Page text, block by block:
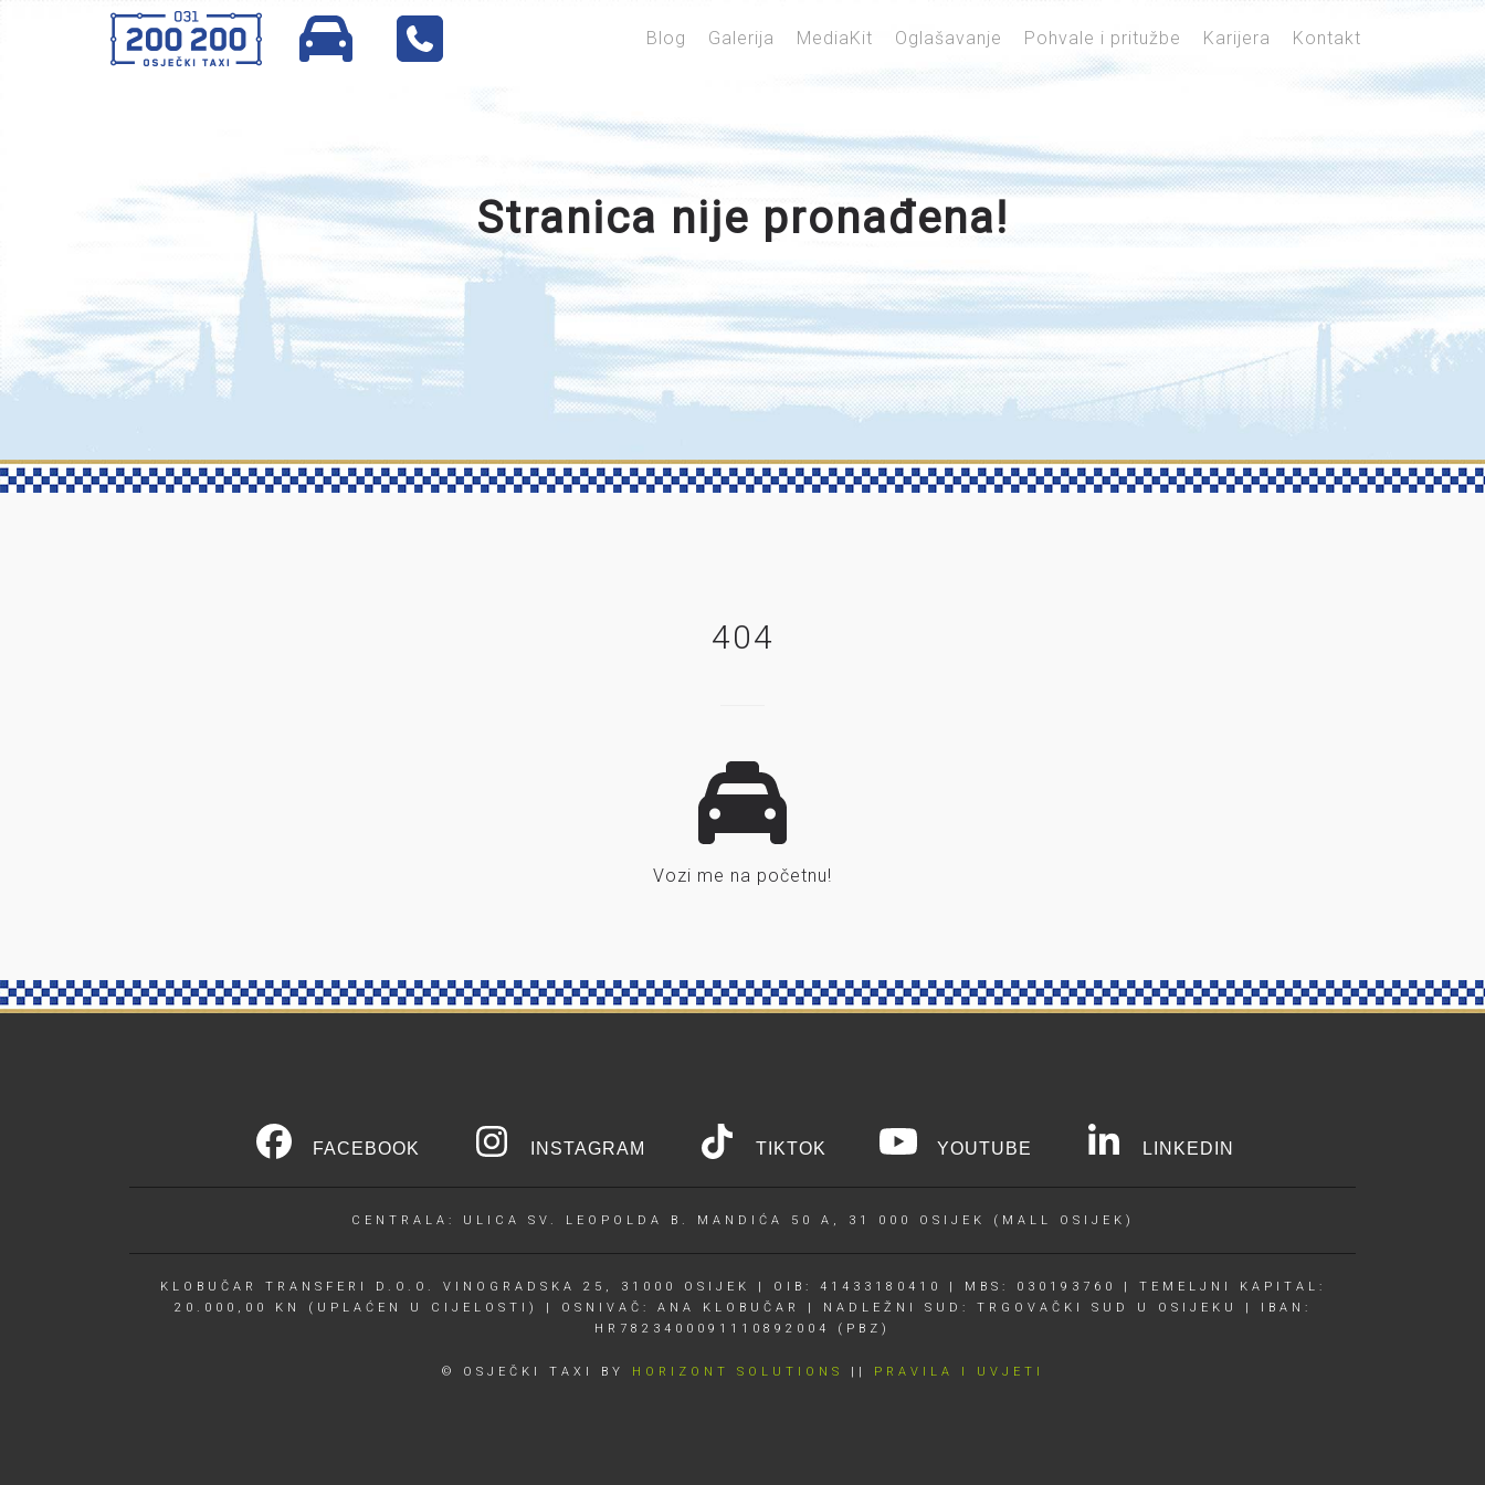
Blog Galerija MediaKit Oglašavanje Pohvale i pritužbe Karijera Kontakt
Stranica nije pronađena!
404
Vozi me na početnu!
FACEBOOK INSTAGRAM TIKTOK YOUTUBE LINKEDIN
CENTRALA: ULICA SV. LEOPOLDA B. MANDIĆA 50 A, 31 000 OSIJEK (MALL OSIJEK)
KLOBUČAR TRANSFERI D.O.O. VINOGRADSKA 25, 31000 OSIJEK | OIB: 41433180410 | MBS: 030193760 | TEMELJNI KAPITAL:
20.000,00 KN (UPLAĆEN U CIJELOSTI) | OSNIVAČ: ANA KLOBUČAR | NADLEŽNI SUD: TRGOVAČKI SUD U OSIJEKU | IBAN:
HR7823400091110892004 (PBZ)
© OSJEČKI TAXI BY HORIZONT SOLUTIONS || PRAVILA I UVJETI